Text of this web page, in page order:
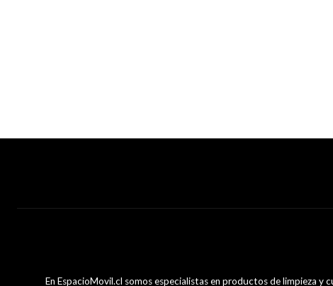
En EspacioMovil.cl somos especialistas en productos de limpieza